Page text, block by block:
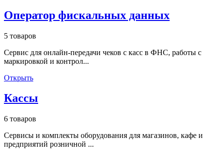
Оператор фискальных данных
5 товаров
Сервис для онлайн-передачи чеков с касс в ФНС, работы с
маркировкой и контрол...
Открыть
Кассы
6 товаров
Сервисы и комплекты оборудования для магазинов, кафе и
предприятий розничной ...